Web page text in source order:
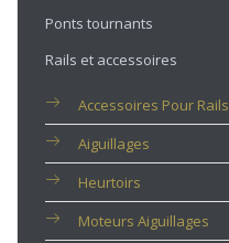
Ponts tournants
Rails et accessoires
Accessoires Pour Rails
Aiguillages
Heurtoirs
Moteurs Aiguillages